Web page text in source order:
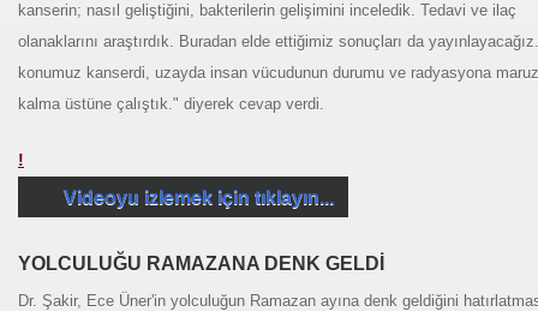
kanserin; nasıl geliştiğini, bakterilerin gelişimini inceledik. Tedavi ve ilaç
olanaklarını araştırdık. Buradan elde ettiğimiz sonuçları da
konumuz kanserdi, uzayda insan vücudunun durumu ve radyasyona maruz
kalma üstüne çalıştık." diyerek cevap verdi.
!
Videoyu izlemek için tıklayın...
YOLCULUĞU RAMAZANA DENK GELDİ
Dr. Şakir, Ece Üner'in yolculuğun Ramazan ayına denk geldiğini